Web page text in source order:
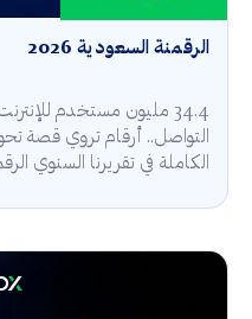
الرقمنة السعودية 2026
التواصل.. أرقام تروي قصة
الكاملة في تقريرنا السنوي